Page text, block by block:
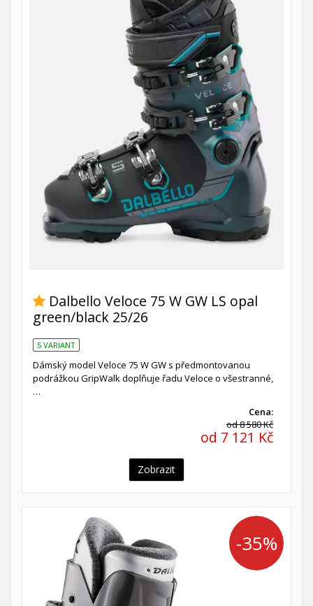
Dalbello Veloce 75 W GW LS opal
green/black 25/26
5 VARIANT
Dámský model Veloce 75 W GW s předmontovanou
podrážkou GripWalk doplňuje řadu Veloce o všestranné,
…
Cena:
od 8 580 Kč
od 7 121 Kč
Zobrazit
-35%